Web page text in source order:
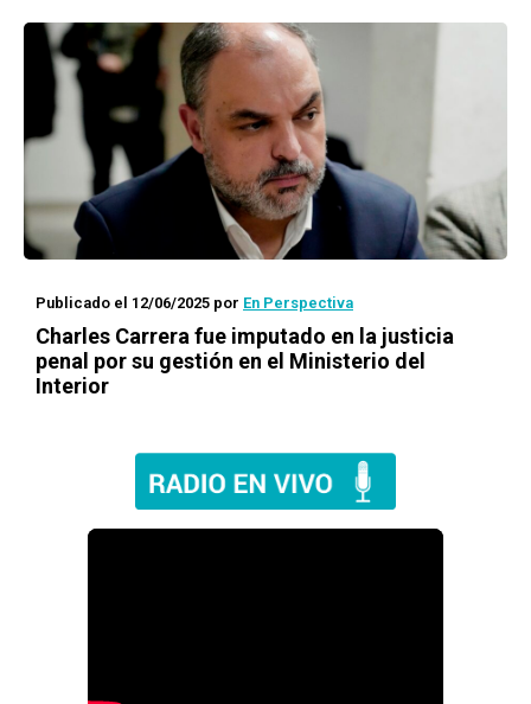
Publicado el 12/06/2025 por En Perspectiva
Charles Carrera fue imputado en la justicia
penal por su gestión en el Ministerio del
Interior